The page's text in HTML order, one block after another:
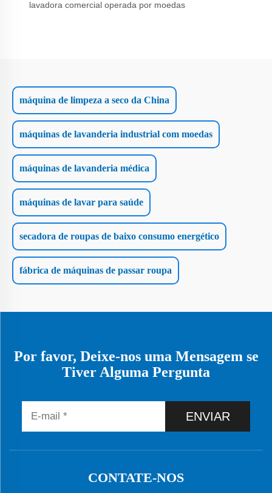
lavadora comercial operada por moedas
máquina de limpeza a seco da China
máquinas de lavanderia industrial com moedas
máquinas de lavanderia médica
máquinas de lavar para saúde
secadora de roupas de baixo consumo energético
fábrica de máquinas de passar roupa
Por favor, Deixe-nos uma Mensagem se
Tiver Alguma Pergunta
ENVIAR
CONTATE-NOS